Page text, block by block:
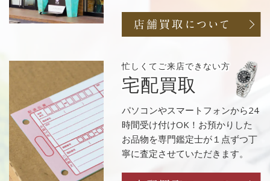
忙しくてご来店できない方
宅配買取
パソコンやスマートフォンから24
時間受け付けOK！お預かりした
お品物を専門鑑定士が１点ずつ丁
寧に査定させていただきます。